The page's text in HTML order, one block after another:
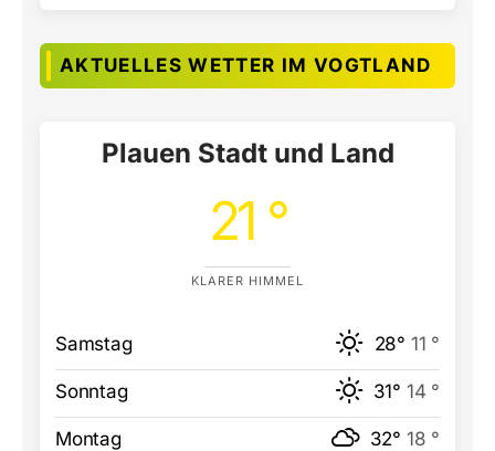
AKTUELLES WETTER IM VOGTLAND
Plauen Stadt und Land
21 °
KLARER HIMMEL
Samstag 28° 11 °
Sonntag 31° 14 °
Montag 32° 18 °